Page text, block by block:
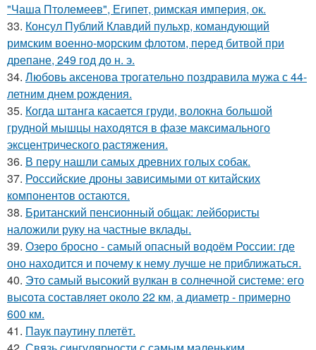
"Чаша Птолемеев", Египет, римская империя, ок.
33. Консул Публий Клавдий пульхр, командующий
римским военно-морским флотом, перед битвой при
дрепане, 249 год до н. э.
34. Любовь аксенова трогательно поздравила мужа с 44-
летним днем рождения.
35. Когда штанга касается груди, волокна большой
грудной мышцы находятся в фазе максимального
эксцентрического растяжения.
36. В перу нашли самых древних голых собак.
37. Российские дроны зависимыми от китайских
компонентов остаются.
38. Британский пенсионный общак: лейбористы
наложили руку на частные вклады.
39. Озеро бросно - самый опасный водоём России: где
оно находится и почему к нему лучше не приближаться.
40. Это самый высокий вулкан в солнечной системе: его
высота составляет около 22 км, а диаметр - примерно
600 км.
41. Паук паутину плетёт.